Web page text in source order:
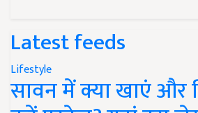
Latest feeds
Lifestyle
सावन में क्या खाएं और